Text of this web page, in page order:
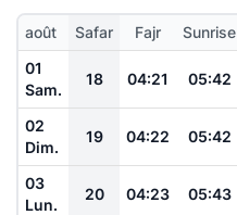
août Safar Fajr Sunrise
01
Sam.
18 04:21 05:42
02
Dim.
19 04:22 05:42
03
Lun.
20 04:23 05:43